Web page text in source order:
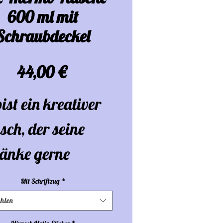
600 ml mit
44,00 €Preis
ein kreativer
der seine
gerne
und
genießt?
Mit Schriftzug *